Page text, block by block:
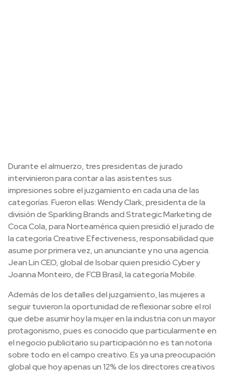
Durante el almuerzo, tres presidentas de jurado
intervinieron para contar a las asistentes sus
impresiones sobre el juzgamiento en cada una de las
categorías. Fueron ellas: Wendy Clark, presidenta de la
división de Sparkling Brands and Strategic Marketing de
Coca Cola, para Norteamérica quien presidió el jurado de
la categoría Creative Efectiveness, responsabilidad que
asume por primera vez, un anunciante y no una agencia.
Jean Lin CEO, global de Isobar quien presidió Cyber y
Joanna Monteiro, de FCB Brasil, la categoría Mobile.
Además de los detalles del juzgamiento, las mujeres a
seguir tuvieron la oportunidad de reflexionar sobre el rol
que debe asumir hoy la mujer en la industria con un mayor
protagonismo, pues es conocido que particularmente en
el negocio publicitario su participación no es tan notoria
sobre todo en el campo creativo. Es ya una preocupación
global que hoy apenas un 12% de los directores creativos